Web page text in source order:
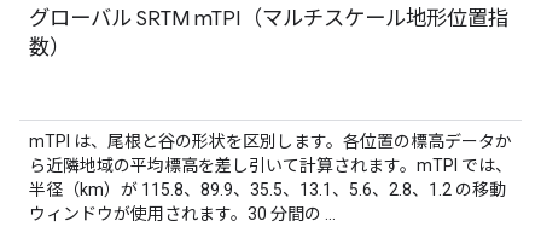
グローバル SRTM mTPI（マルチスケール地形位置指
数）
mTPI は、尾根と谷の形状を区別します。各位置の標高データか
ら近隣地域の平均標高を差し引いて計算されます。mTPI では、
半径（km）が 115.8、89.9、35.5、13.1、5.6、2.8、1.2 の移動
ウィンドウが使用されます。30 分間の …